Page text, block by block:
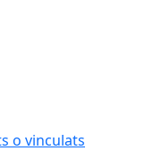
o vinculats